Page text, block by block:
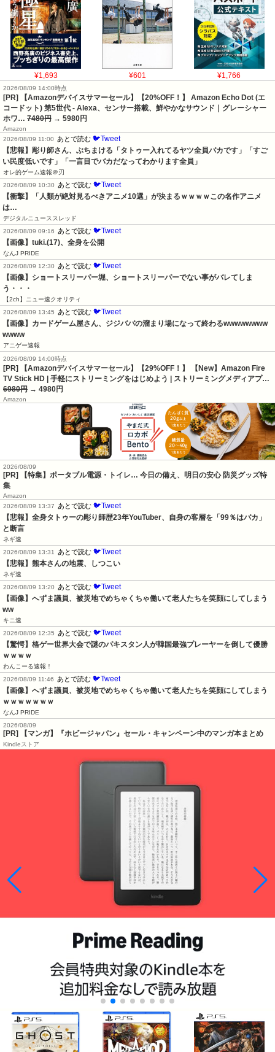
¥1,693 ¥601 ¥1,766
2026/08/09 14:00時点
[PR] 【Amazonデバイスサマーセール】【20%OFF！】 Amazon Echo Dot (エ
コードット) 第5世代 - Alexa、センサー搭載、鮮やかなサウンド｜グレーシャー
ホワ… 7480円 → 5980円
Amazon
2026/08/09 11:00
あとで読む 🐦Tweet
【悲報】彫り師さん、ぶちまける「タトゥー入れてるヤツ全員バカです」「すご
い民度低いです」「一言目でバカだなってわかります全員」
オレ的ゲーム速報＠刃
2026/08/09 10:30
あとで読む 🐦Tweet
【衝撃】「人類が絶対見るべきアニメ10選」が決まるｗｗｗｗこの名作アニメ
は…
デジタルニューススレッド
2026/08/09 09:16
あとで読む 🐦Tweet
【画像】tuki.(17)、全身を公開
なんJ PRIDE
2026/08/09 12:30
あとで読む 🐦Tweet
【画像】ショートスリーパー堀、ショートスリーパーでない事がバレてしま
う・・・
【2ch】ニュー速クオリティ
2026/08/09 13:45
あとで読む 🐦Tweet
【画像】カードゲーム屋さん、ジジババの溜まり場になって終わるwwwwwwww
wwww
アニゲー速報
2026/08/09 14:00時点
[PR] 【Amazonデバイスサマーセール】【29%OFF！】 【New】Amazon Fire
TV Stick HD | 手軽にストリーミングをはじめよう | ストリーミングメディアプ…
6980円 → 4980円
Amazon
2026/08/09
[PR] 【特集】ポータブル電源・トイレ… 今日の備え、明日の安心 防災グッズ特
集
Amazon
2026/08/09 13:37
あとで読む 🐦Tweet
【悲報】全身タトゥーの彫り師歴23年YouTuber、自身の客層を「99％はバカ」
と断言
ネギ速
2026/08/09 13:31
あとで読む 🐦Tweet
【悲報】熊本さんの地震、しつこい
ネギ速
2026/08/09 13:20
あとで読む 🐦Tweet
【画像】へずま議員、被災地でめちゃくちゃ働いて老人たちを笑顔にしてしまう
ww
キニ速
2026/08/09 12:35
あとで読む 🐦Tweet
【驚愕】格ゲー世界大会で謎のパキスタン人が韓国最強プレーヤーを倒して優勝
ｗｗｗｗ
わんこーる速報！
2026/08/09 11:46
あとで読む 🐦Tweet
【画像】へずま議員、被災地でめちゃくちゃ働いて老人たちを笑顔にしてしまう
ｗｗｗｗｗｗｗ
なんJ PRIDE
2026/08/09
[PR] 【マンガ】『ホビージャパン』セール・キャンペーン中のマンガ本まとめ
Kindleストア